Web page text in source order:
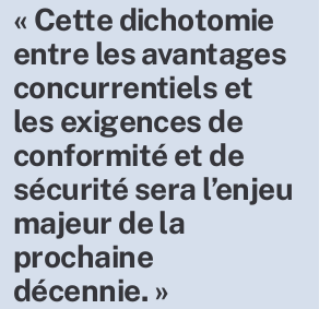
« Cette dichotomie
entre les avantages
concurrentiels et
les exigences de
conformité et de
sécurité sera l’enjeu
majeur de la
prochaine
décennie. »